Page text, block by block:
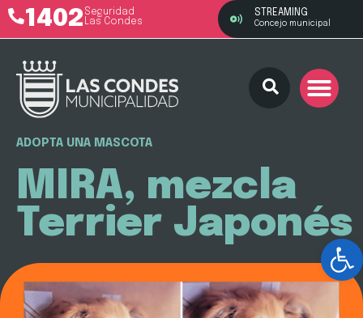
1402 Seguridad
Las Condes
STREAMING
Concejo municipal
ADOPTA UNA MASCOTA
MIRA, mezcla
Terrier Japonés